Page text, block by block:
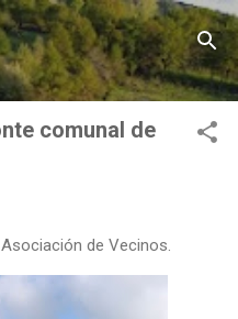
principal
comunal de
de Vecinos.